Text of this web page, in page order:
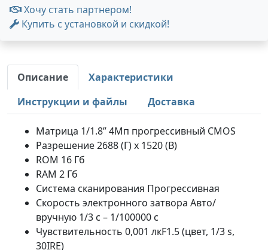
Хочу стать партнером!
Купить с установкой и скидкой!
Описание
Характеристики
Инструкции и файлы
Доставка
Матрица 1/1.8” 4Мп прогрессивный CMOS
Разрешение 2688 (Г) x 1520 (В)
ROM 16 Гб
RAM 2 Гб
Система сканирования Прогрессивная
Скорость электронного затвора Авто/
вручную 1/3 с – 1/100000 с
Чувствительность 0,001 лкF1.5 (цвет, 1/3 s,
30IRE)